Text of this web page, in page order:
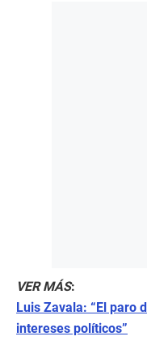
VER MÁS:
Luis Zavala: “El paro
intereses políticos”